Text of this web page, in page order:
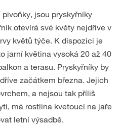
jsou pryskyřníky
otevírá své květy nejdříve v
květů týče. K dispozici je
jarní květina vysoká 20 až 40
a terasu. Pryskyřníky by
začátkem března. Jejich
a nejsou tak příliš
má rostlina kvetoucí na jaře
letní výsadbě.